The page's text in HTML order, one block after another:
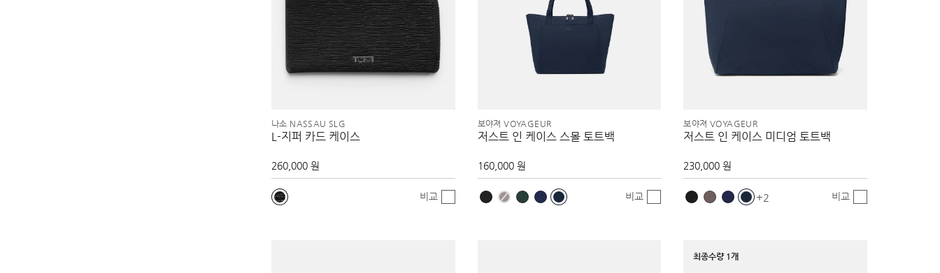
나소 NASSAU SLG
L-지퍼 카드 케이스
260,000 원
비교
보야져 VOYAGEUR
저스트 인 케이스 스몰 토트백
160,000 원
비교
보야져 VOYAGEUR
저스트 인 케이스 미디엄 토트백
230,000 원
2 비교
최종수량 1개